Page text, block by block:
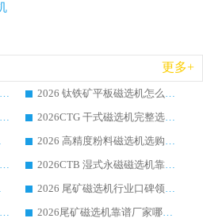
更多+
2026 钛铁矿平板磁选机选购全攻略 市场公认优质品牌厂家实力排行榜
2026 钛铁矿平板磁选机怎么选 靠谱生产企业实力排行榜选购参考攻略
2026 钛铁矿平板磁选机选购指南 行业口碑优选品牌生产企业实力排行榜
2026CTG 干式磁选机完整选购指南 行业口碑顶尖靠谱生产龙头厂家实力推荐
推荐
2026 高精度粉料磁选机选购全攻略 行业优质品牌华体会手机网页版-华体会(中国) 实力深度解析
2026 高精度粉料磁选机头部厂家选购指南 行业口碑靠谱品牌推荐 领域强者华体会手机网页版-华体会(中国) 解析
2026CTB 湿式永磁磁选机靠谱厂家实力排行榜 铁矿选矿设备采购全流程选购指南
会(中国)
2026 尾矿磁选机行业口碑领域强者，源头直供国内主流厂家华体会手机网页版-华体会(中国) 一站式服务
2026 尾矿磁选机行业口碑领域强者，源头直供国内主流厂家华体会手机网页版-华体会(中国) 一站式服务
2026尾矿磁选机靠谱厂家哪家好 行业口碑领域强者华体会手机网页版-华体会(中国) 推荐